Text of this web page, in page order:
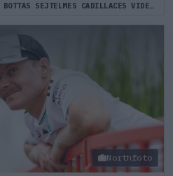
AZ IGAZSÁG BOTTAS SEJTELMES CADILLACES VIDEÓJA MÖGÖTT
Northfoto